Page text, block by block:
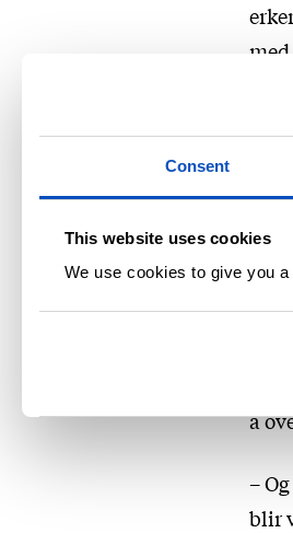
Consent
This website uses cookies
We use cookies to give you
–
og
å
–
blir